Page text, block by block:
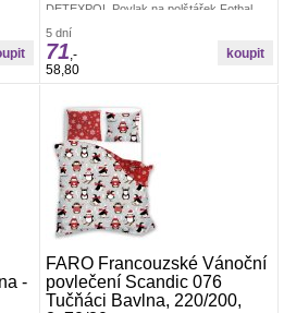
DETEXPOL Povlak na polštářek Fotbal
ze 100% Polyesteru, je příjemný na omak,
zapínání na zipMateriál: 100%
PolyesterRozměr: 1x 40/40 cm
5 dní
71 ,-
58,80
-
FARO Francouzské Vánoční
povlečení Scandic 076
Tučňáci Bavlna, 220/200,